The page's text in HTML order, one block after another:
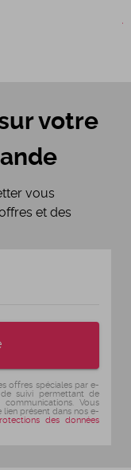
votre
vous
et des
offres spéciales par e-
suivi permettant de
Vous
présent dans nos e-
des données